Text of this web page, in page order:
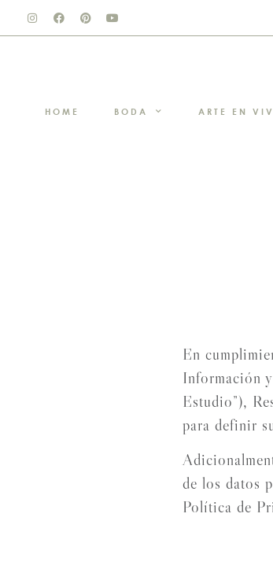
HOME BODA ARTE EN
En
Información
Estudio”),
para definir
de los datos
Política de